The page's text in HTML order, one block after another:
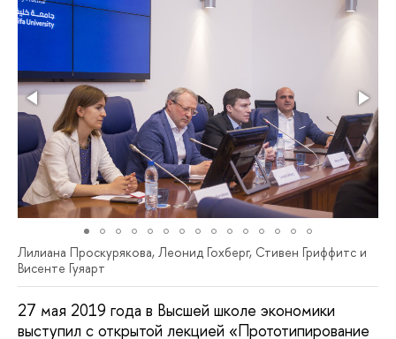
Лилиана Проскурякова, Леонид Гохберг, Стивен Гриффитс и
Висенте Гуяарт
27 мая 2019 года в Высшей школе экономики
выступил с открытой лекцией «Прототипирование